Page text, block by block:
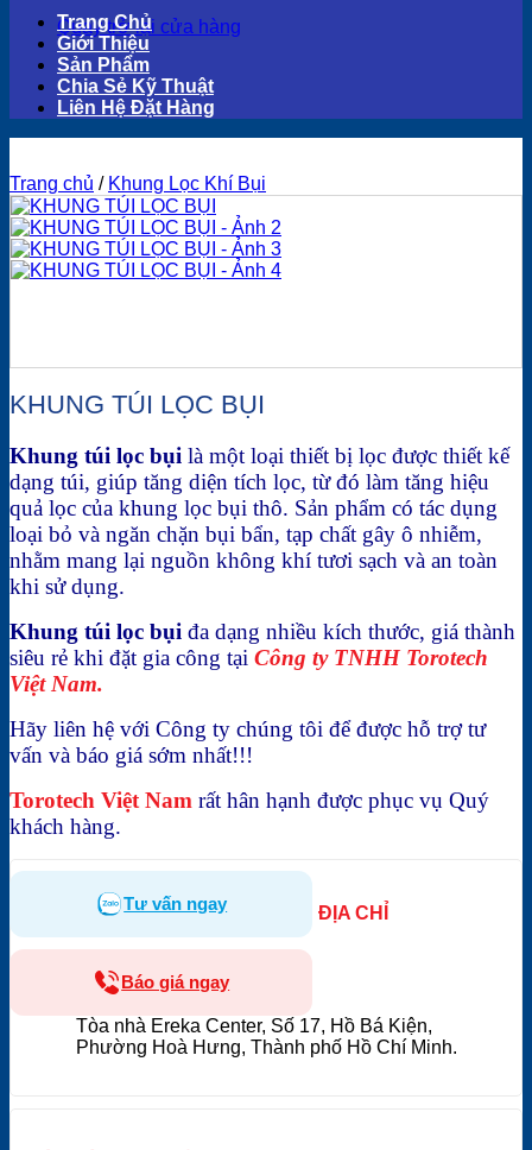
Quay trở lại cửa hàng
Trang Chủ
Giới Thiệu
Sản Phẩm
Chia Sẻ Kỹ Thuật
Liên Hệ Đặt Hàng
Trang chủ / Khung Lọc Khí Bụi
KHUNG TÚI LỌC BỤI
Khung túi lọc bụi là một loại thiết bị lọc được thiết kế
dạng túi, giúp tăng diện tích lọc, từ đó làm tăng hiệu
quả lọc của khung lọc bụi thô. Sản phẩm có tác dụng
loại bỏ và ngăn chặn bụi bẩn, tạp chất gây ô nhiễm,
nhằm mang lại nguồn không khí tươi sạch và an toàn
khi sử dụng.
Khung túi lọc bụi đa dạng nhiều kích thước, giá thành
siêu rẻ khi đặt gia công tại Công ty TNHH Torotech
Việt Nam.
Hãy liên hệ với Công ty chúng tôi để được hỗ trợ tư
vấn và báo giá sớm nhất!!!
Torotech Việt Nam rất hân hạnh được phục vụ Quý
khách hàng.
Tư vấn ngay
Báo giá ngay
ĐỊA CHỈ
Tòa nhà Ereka Center, Số 17, Hồ Bá Kiện,
Phường Hoà Hưng, Thành phố Hồ Chí Minh.